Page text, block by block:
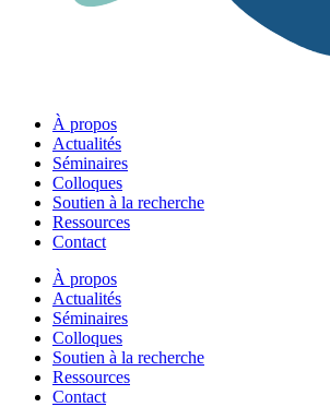
À propos
Actualités
Séminaires
Colloques
Soutien à la recherche
Ressources
Contact
À propos
Actualités
Séminaires
Colloques
Soutien à la recherche
Ressources
Contact